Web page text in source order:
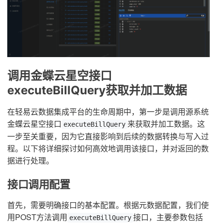
调用金蝶云星空接口
executeBillQuery获取并加工数据
在轻易云数据集成平台的生命周期中，第一步是调用源系统
金蝶云星空接口 executeBillQuery 来获取并加工数据。这
一步至关重要，因为它直接影响到后续的数据转换与写入过
程。以下将详细探讨如何高效地调用该接口，并对返回的数
据进行处理。
接口调用配置
首先，需要明确接口的基本配置。根据元数据配置，我们使
用POST方法调用 executeBillQuery 接口，主要参数包括